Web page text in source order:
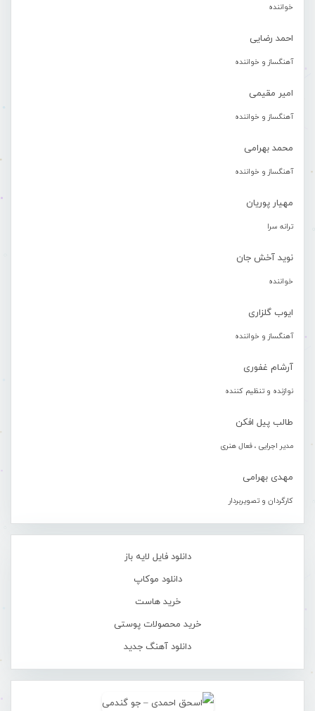
خواننده
احمد رضایی
آهنگساز و خواننده
امیر مقیمی
آهنگساز و خواننده
محمد بهرامی
آهنگساز و خواننده
مهیار پوریان
ترانه سرا
نوید آخش جان
خواننده
ایوب گلزاری
آهنگساز و خواننده
آرشام غفوری
نوازنده و تنظیم کننده
طالب پیل افکن
مدیر اجرایی ، فعال هنری
مهدی بهرامی
کارگردان و تصویربردار
دانلود فایل لایه باز
دانلود موکاپ
خرید هاست
خرید محصولات پوستی
دانلود آهنگ جدید